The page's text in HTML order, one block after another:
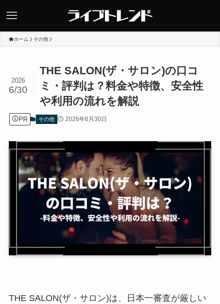
ホーム その他
THE SALON(ザ・サロン)の口コ
ミ・評判は？料金や特徴、安全性
や利用の流れを解説
2026
6/30
PR その他 2026年6月30日
THE SALON(ザ・サロン)は、日本一審査が厳しい